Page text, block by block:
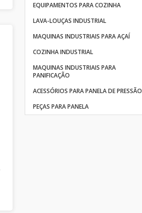
EQUIPAMENTOS PARA COZINHA
LAVA-LOUÇAS INDUSTRIAL
MAQUINAS INDUSTRIAIS PARA AÇAÍ
COZINHA INDUSTRIAL
MAQUINAS INDUSTRIAIS PARA
PANIFICAÇÃO
ACESSÓRIOS PARA PANELA DE PRESSÃO
PEÇAS PARA PANELA